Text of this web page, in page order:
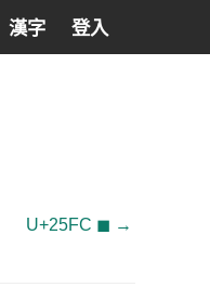
漢字 登入
U+25FC ◼ →